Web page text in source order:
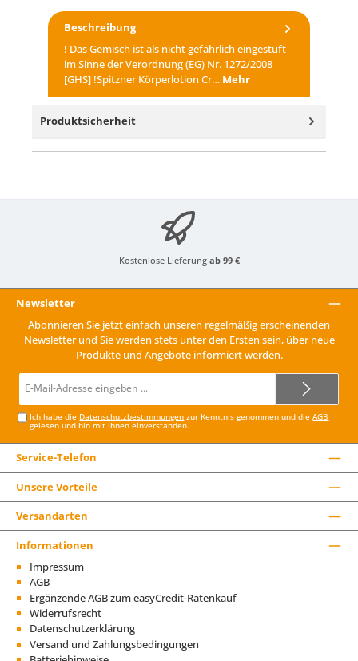
Beschreibung
! Das Gemisch ist als nicht gefährlich eingestuft
im Sinne der Verordnung (EG) Nr. 1272/2008
[GHS] !Spitzner Körperlotion Cr… Mehr
Produktsicherheit
Kostenlose Lieferung ab 99 €
Newsletter
Abonnieren Sie jetzt einfach unseren regelmäßig erscheinenden
Newsletter und Sie werden stets unter den Ersten sein, über neue
Produkte und Angebote informiert werden.
Mail-
Ich habe die Datenschutzbestimmungen zur Kenntnis genommen und dieAGB
gelesen und bin mit ihnen einverstanden.
Service-Telefon
Unsere Vorteile
Versandarten
Informationen
Impressum
AGB
Ergänzende AGB zum easyCredit-Ratenkauf
Widerrufsrecht
Datenschutzerklärung
Versand und Zahlungsbedingungen